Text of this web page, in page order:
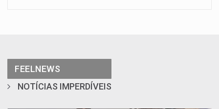
FEELNEWS
NOTÍCIAS IMPERDÍVEIS